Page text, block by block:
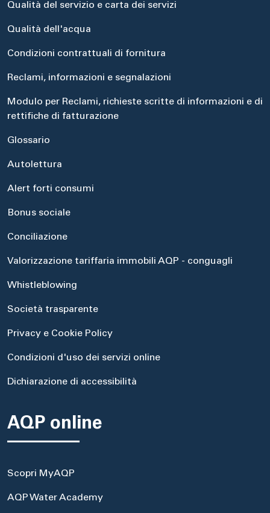
Qualità del servizio e carta dei servizi
Qualità dell'acqua
Condizioni contrattuali di fornitura
Reclami, informazioni e segnalazioni
Modulo per Reclami, richieste scritte di informazioni e di
rettifiche di fatturazione
Glossario
Autolettura
Alert forti consumi
Bonus sociale
Conciliazione
Valorizzazione tariffaria immobili AQP - conguagli
Whistleblowing
Società trasparente
Privacy e Cookie Policy
Condizioni d'uso dei servizi online
Dichiarazione di accessibilità
AQP online
Scopri MyAQP
AQP Water Academy